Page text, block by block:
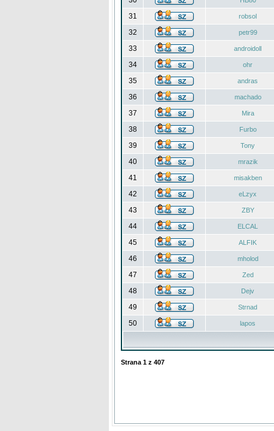
31
robsol
32
petr99
33
androidoll
34
ohr
35
andras
36
machado
37
Mira
38
Furbo
39
Tony
40
mrazik
41
misakben
42
eLzyx
43
ZBY
44
ELCAL
45
ALFIK
46
mholod
47
Zed
48
Dejv
49
Strnad
50
lapos
Strana 1 z 407